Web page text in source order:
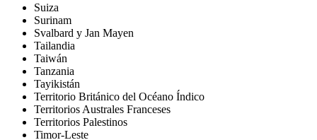
Suiza
Surinam
Svalbard y Jan Mayen
Tailandia
Taiwán
Tanzania
Tayikistán
Territorio Británico del Océano Índico
Territorios Australes Franceses
Territorios Palestinos
Timor-Leste